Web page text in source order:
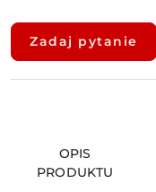
Dostępność
dostawa
Zadaj pytanie
OPIS
PRODUKTU